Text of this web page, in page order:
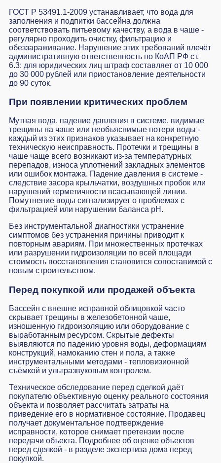
ГОСТ Р 53491.1-2009 устанавливает, что вода для
заполнения и подпитки бассейна должна
соответствовать питьевому качеству, а вода в чаше -
регулярно проходить очистку, фильтрацию и
обеззараживание. Нарушение этих требований влечёт
административную ответственность по КоАП РФ ст.
6.3: для юридических лиц штраф составляет от 10 000
до 30 000 рублей или приостановление деятельности
до 90 суток.
При появлении критических проблем
Мутная вода, падение давления в системе, видимые
трещины на чаше или необъяснимые потери воды -
каждый из этих признаков указывает на конкретную
техническую неисправность. Протечки и трещины в
чаше чаще всего возникают из-за температурных
перепадов, износа уплотнений закладных элементов
или ошибок монтажа. Падение давления в системе -
следствие засора крыльчатки, воздушных пробок или
нарушений герметичности всасывающей линии.
Помутнение воды сигнализирует о проблемах с
фильтрацией или нарушении баланса pH.
Без инструментальной диагностики устранение
симптомов без устранения причины приводит к
повторным авариям. При множественных протечках
или разрушении гидроизоляции по всей площади
стоимость восстановления становится сопоставимой с
новым строительством.
Перед покупкой или продажей объекта
Бассейн с внешне исправной облицовкой часто
скрывает трещины в железобетонной чаше,
изношенную гидроизоляцию или оборудование с
выработанным ресурсом. Скрытые дефекты
выявляются по падению уровня воды, деформациям
конструкций, намоканию стен и пола, а также
инструментальными методами - тепловизионной
съёмкой и ультразвуковым контролем.
Техническое обследование перед сделкой даёт
покупателю объективную оценку реального состояния
объекта и позволяет рассчитать затраты на
приведение его в нормативное состояние. Продавец
получает документальное подтверждение
исправности, которое снимает претензии после
передачи объекта. Подробнее об оценке объектов
перед сделкой - в разделе экспертиза дома перед
покупкой.